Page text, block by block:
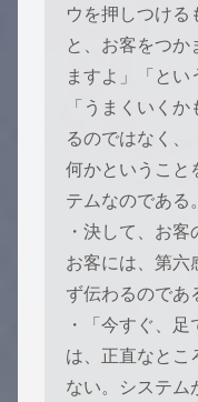
ウを押しつける
と、お客をつか
ますよ」「とい
「うまくいく
るのではなく、
何かということ
テムなのである。
・決して、お客
お客には、第六
ず伝わるのであ
・「今すぐ、
は、正直なとこ
ない。システム